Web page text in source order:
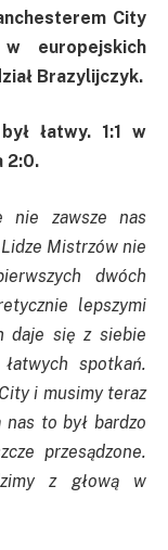
City
europejskich
Brazylijczyk.
łatwy. 1:1 w
2:0.
nie zawsze nas
Mistrzów nie
dwóch
lepszymi
daje się z siebie
spotkań.
i musimy teraz
to był bardzo
przesądzone.
z głową w